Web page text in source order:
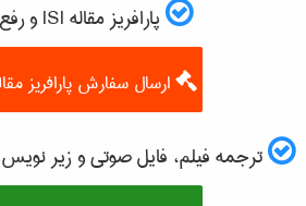
پارافریز مقاله ISI و رفع plagiarism
ارسال سفارش پارافریز
ترجمه فیلم، فایل صوتی و زیر